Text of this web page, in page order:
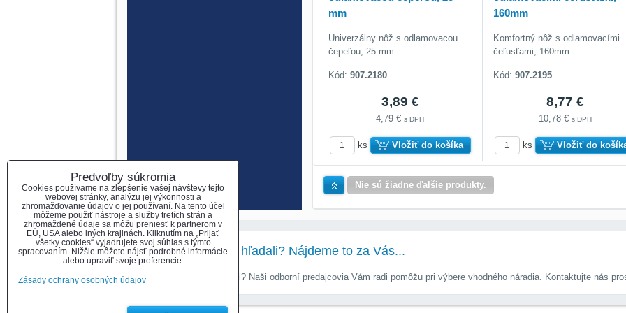
mm
Univerzálny nôž s odlamovacou
čepeľou, 25 mm
Kód:907.2180
3,89 €
4,79 €s DPH
ks Vložiť do košíka
160mm
Komfortný nôž s odlamovacími
čeľusťami, 160mm
Kód:907.2195
8,77 €
10,78 € s DPH
ks Vložiť do
Hore
Nie sú žiadne ďalšie produkty.
Nenašli ste čo ste hľadali? Nájdeme to za Vás...
Nenašli ste čo ste hľadali? Naši odborní predajcovia Vám radi pomôžu pri výbere vhodného náradia. Kontaktujte nás
Predvoľby súkromia
Cookies používame na zlepšenie vašej návštevy tejto
webovej stránky, analýzu jej výkonnosti a
zhromažďovanie údajov o jej používaní. Na tento účel
môžeme použiť nástroje a služby tretích strán a
zhromaždené údaje sa môžu preniesť k partnerom v
EÚ, USA alebo iných krajinách. Kliknutím na „Prijať
všetky cookies“ vyjadrujete svoj súhlas s týmto
spracovaním. Nižšie môžete nájsť podrobné informácie
alebo upraviť svoje preferencie.
Zásady ochrany osobných údajov